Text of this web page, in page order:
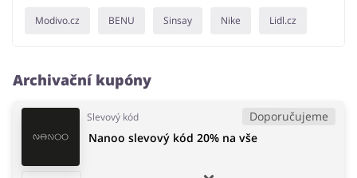
Modivo.cz BENU Sinsay Nike Lidl.cz
Archivační kupóny
Slevový kód Doporučujeme
Nanoo slevový kód 20% na vše